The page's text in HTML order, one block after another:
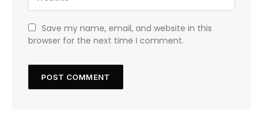
Save my name, email, and website in this
browser for the next time I comment.